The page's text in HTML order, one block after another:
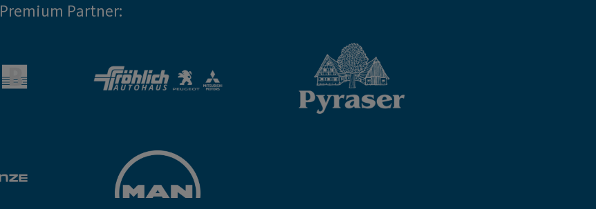
Premium Partner: